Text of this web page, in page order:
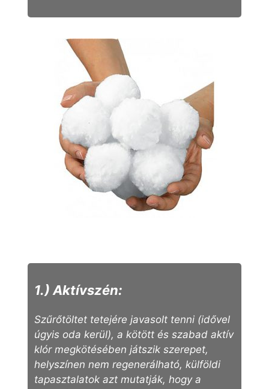
1.) Aktívszén:
Szűrőtöltet tetejére javasolt tenni (idővel
úgyis oda kerül), a kötött és szabad aktív
klór megkötésében játszik szerepet,
helyszínen nem regenerálható, külföldi
tapasztalatok azt mutatják, hogy a